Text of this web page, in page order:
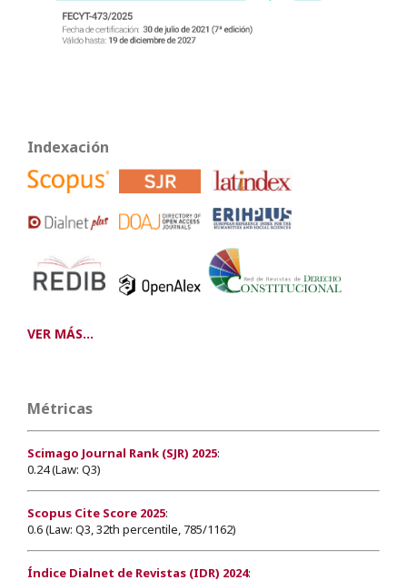
Indexación
VER MÁS...
Métricas
Scimago Journal Rank (SJR) 2025:
0.24 (Law: Q3)
Scopus Cite Score 2025:
0.6 (Law: Q3, 32th percentile, 785/1162)
Índice Dialnet de Revistas (IDR) 2024: